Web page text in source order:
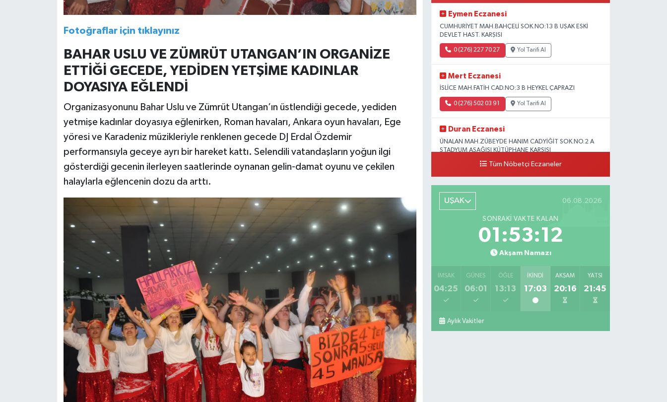
Fotoğraflar için tıklayınız
BAHAR USLU VE ZÜMRÜT UTANGAN’IN ORGANİZE
ETTİĞİ GECEDE, YEDİDEN YETŞİME KADINLAR
DOYASIYA EĞLENDİ
Organizasyonunu Bahar Uslu ve Zümrüt Utangan’ın üstlendiği gecede, yediden
yetmişe kadınlar doyasıya eğlenirken, Roman havaları, Ankara oyun havaları, Ege
yöresi ve Karadeniz müzikleriyle renklenen gecede DJ Erdal Özdemir
performansıyla geceye ayrı bir hareket kattı. Selendili vatandaşların yoğun ilgi
gösterdiği gecenin ilerleyen saatlerinde oynanan gelin-damat oyunu ve çekilen
halaylarla eğlencenin dozu da arttı.
Eymen Eczanesi
CUMHURİYET MAH.BAHÇELİ SOK.NO:13 B UŞAK ESKİ
DEVLET HAST. KARŞISI
0 (276) 227 70 27 Yol Tarifi Al
Mert Eczanesi
İSLİCE MAH.FATİH CAD.NO:3 B HEYKEL ÇAPRAZI
0 (276) 502 03 91 Yol Tarifi Al
Duran Eczanesi
ÜNALAN MAH.ZÜBEYDE HANIM CAD.YİĞİT SOK.NO.2 A
STADYUM AŞAĞISI KÜTÜPHANE KARŞISI
0 (276) 224 51 77 Yol Tarifi Al
Tüm Nöbetçi Eczaneler
UŞAK 06.08.2026
SONRAKI VAKTE KALAN
01:53:10
Akşam Namazı
İMSAK
04:25
GÜNEŞ
06:01
ÖĞLE
13:13
İKINDI
17:03
AKŞAM
20:16
YATSI
21:45
Aylık Vakitler